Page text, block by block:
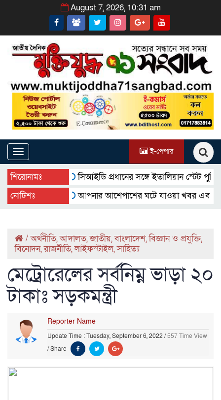
August 7, 2026, 10:31 am
Toggle
navigation
ই-পেপার
শিরোনামঃ
সিআইডি প্রধানের সঙ্গে ইতালিয়ান স্টেট পুলিশ
নোটিশঃ
আপনার আশেপাশের ঘটে যাওয়া খবর এবং আপনার
/অর্থনীতি,আদালত,জাতীয়,বাংলাদেশ,বিজ্ঞান ও প্রযুক্তি,
বিনোদন,রাজনীতি,লাইফস্টাইল,সাহিত্য
মেট্রোরেলের সর্বনিম্ন ভাড়া ২০
টাকাঃ সড়কমন্ত্রী
Reporter Name
Update Time : Tuesday, September 6, 2022 /557 Time View
/Share